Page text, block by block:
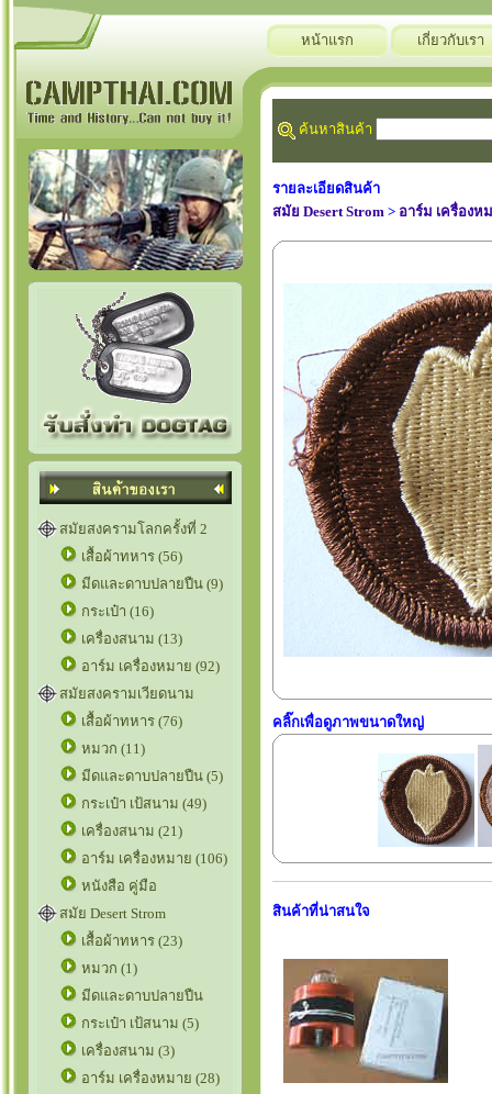
หน้าแรก เกี่ยวกับเรา
สมัยสงครามโลกครั้งที่ 2
เสื้อผ้าทหาร (56)
มีดและดาบปลายปืน (9)
กระเป๋า (16)
เครื่องสนาม (13)
อาร์ม เครื่องหมาย (92)
สมัยสงครามเวียดนาม
เสื้อผ้าทหาร (76)
หมวก (11)
มีดและดาบปลายปืน (5)
กระเป๋า เป้สนาม (49)
เครื่องสนาม (21)
อาร์ม เครื่องหมาย (106)
หนังสือ คู่มือ
สมัย Desert Strom
เสื้อผ้าทหาร (23)
หมวก (1)
มีดและดาบปลายปืน
กระเป๋า เป้สนาม (5)
เครื่องสนาม (3)
อาร์ม เครื่องหมาย (28)
ค้นหาสินค้า
รายละเอียดสินค้า
สมัย Desert Strom > อาร์ม เครื่องห
คลิ๊กเพื่อดูภาพขนาดใหญ่
สินค้าที่น่าสนใจ